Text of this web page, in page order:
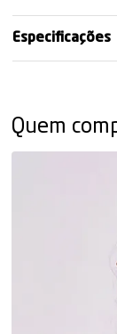
Especificações
Quem